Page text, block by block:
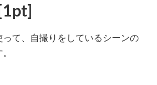
って、自撮りをしているシーンの